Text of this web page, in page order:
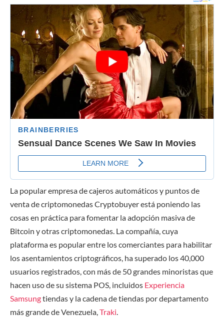
La popular empresa de cajeros automáticos y puntos de
venta de criptomonedas Cryptobuyer está poniendo las
cosas en práctica para fomentar la adopción masiva de
Bitcoin y otras criptomonedas. La compañía, cuya
plataforma es popular entre los comerciantes para habilitar
los asentamientos criptográficos, ha superado los 40,000
usuarios registrados, con más de 50 grandes minoristas que
hacen uso de su sistema POS, incluidos Experiencia
Samsungtiendas y la cadena de tiendas por departamento
más grande de Venezuela,Traki.